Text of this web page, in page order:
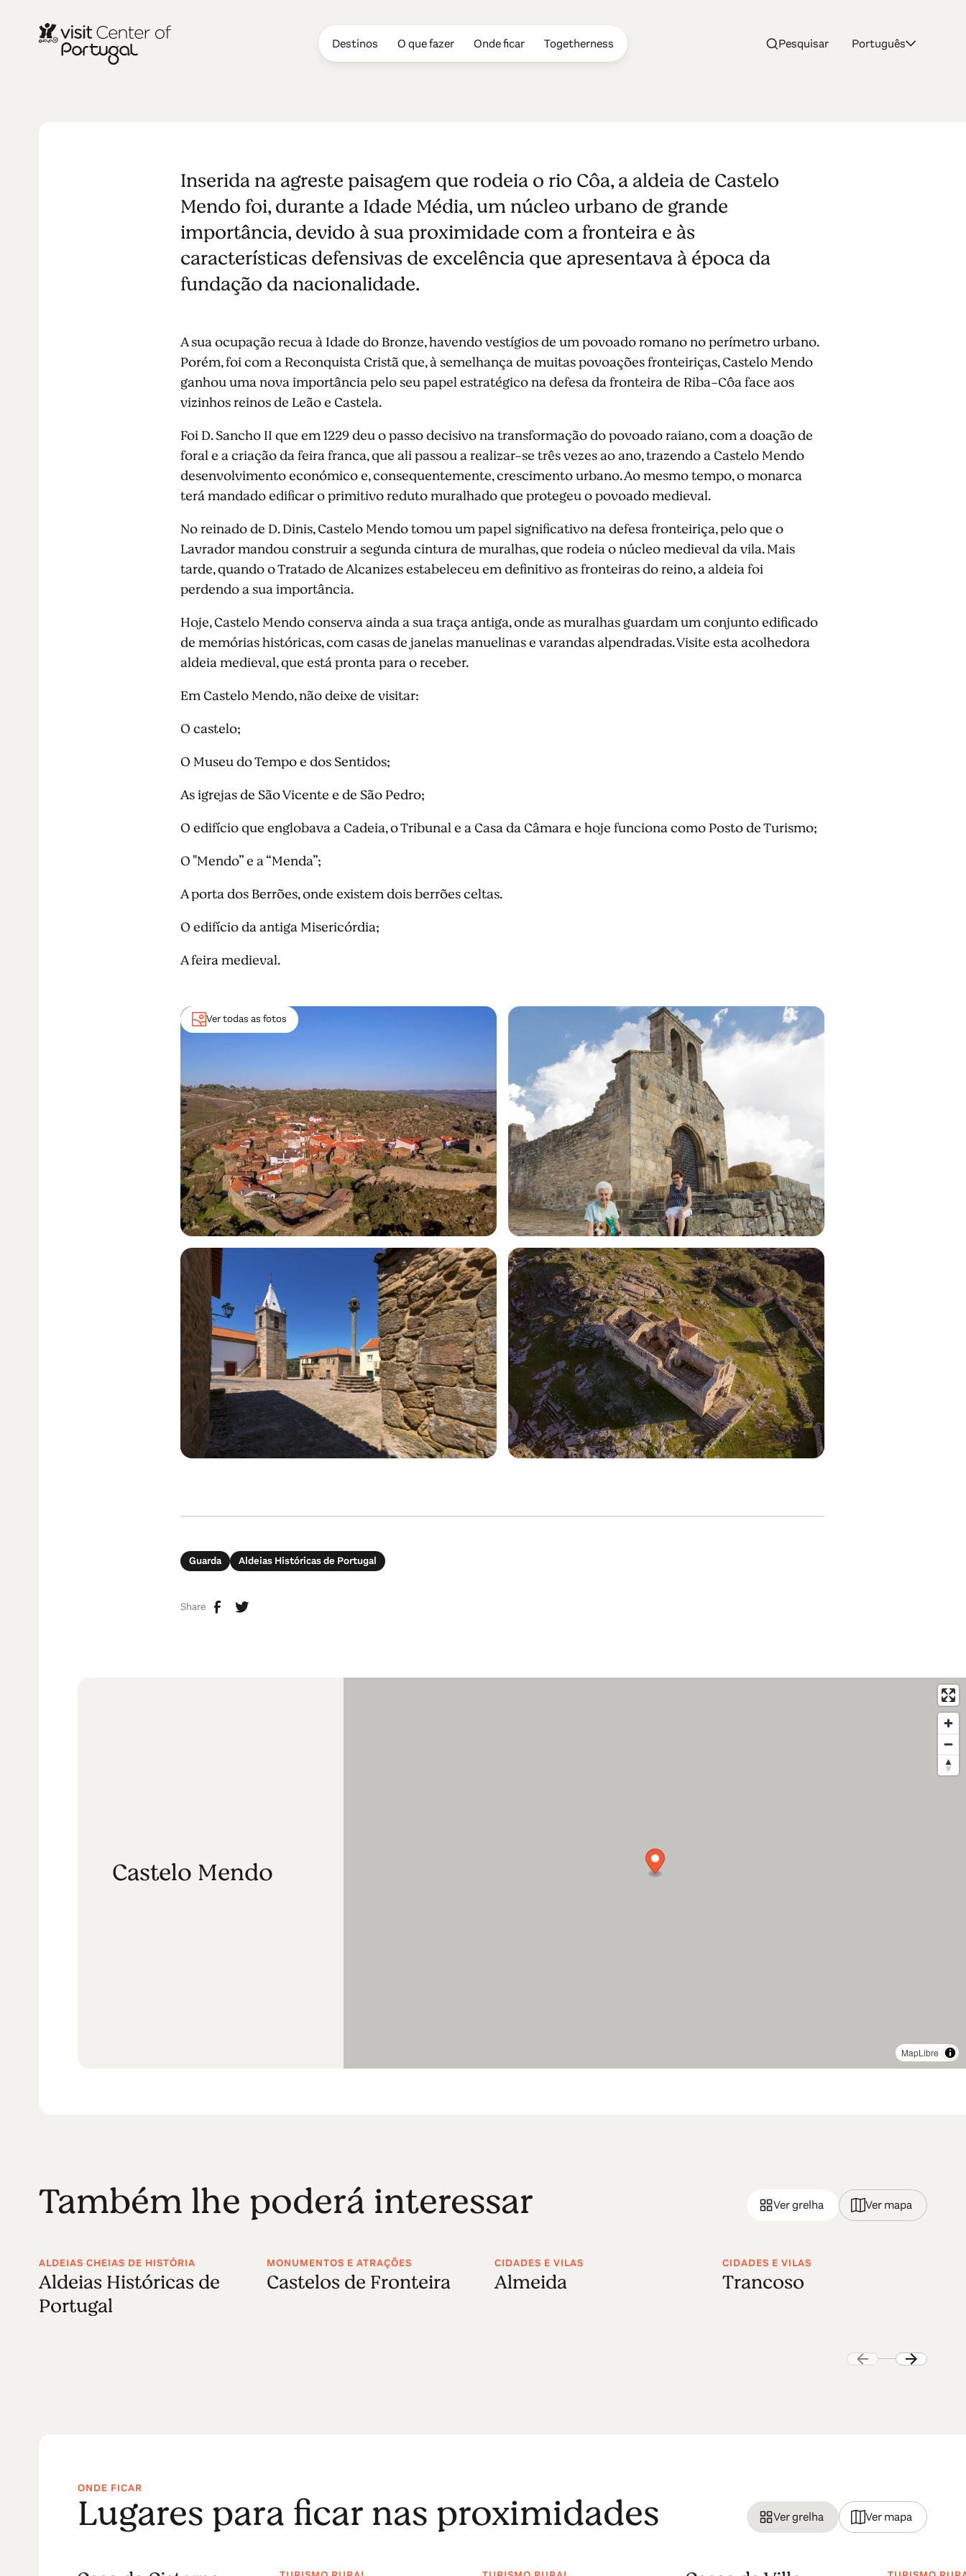
Destinos O que fazer Onde ficar Togetherness Pesquisar Português
Castelo Mendo
Inserida na agreste paisagem que rodeia o rio Côa, a aldeia de Castelo
Mendo foi, durante a Idade Média, um núcleo urbano de grande
importância, devido à sua proximidade com a fronteira e às
características defensivas de excelência que apresentava à época da
fundação da nacionalidade.
A sua ocupação recua à Idade do Bronze, havendo vestígios de um povoado romano no perímetro urbano.
Porém, foi com a Reconquista Cristã que, à semelhança de muitas povoações fronteiriças, Castelo Mendo
ganhou uma nova importância pelo seu papel estratégico na defesa da fronteira de Riba-Côa face aos
vizinhos reinos de Leão e Castela.
Foi D. Sancho II que em 1229 deu o passo decisivo na transformação do povoado raiano, com a doação de
foral e a criação da feira franca, que ali passou a realizar-se três vezes ao ano, trazendo a Castelo Mendo
desenvolvimento económico e, consequentemente, crescimento urbano. Ao mesmo tempo, o monarca
terá mandado edificar o primitivo reduto muralhado que protegeu o povoado medieval.
No reinado de D. Dinis, Castelo Mendo tomou um papel significativo na defesa fronteiriça, pelo que o
Lavrador mandou construir a segunda cintura de muralhas, que rodeia o núcleo medieval da vila. Mais
tarde, quando o Tratado de Alcanizes estabeleceu em definitivo as fronteiras do reino, a aldeia foi
perdendo a sua importância.
Hoje, Castelo Mendo conserva ainda a sua traça antiga, onde as muralhas guardam um conjunto edificado
de memórias históricas, com casas de janelas manuelinas e varandas alpendradas. Visite esta acolhedora
aldeia medieval, que está pronta para o receber.
Em Castelo Mendo, não deixe de visitar:
O castelo;
O Museu do Tempo e dos Sentidos;
As igrejas de São Vicente e de São Pedro;
O edifício que englobava a Cadeia, o Tribunal e a Casa da Câmara e hoje funciona como Posto de Turismo;
O "Mendo” e a “Menda”;
A porta dos Berrões, onde existem dois berrões celtas.
O edifício da antiga Misericórdia;
A feira medieval.
Ver todas as fotos
Guarda Aldeias Históricas de Portugal
Share
Castelo Mendo
MapLibre
Também lhe poderá interessar Ver grelha Ver mapa
ALDEIAS CHEIAS DE HISTÓRIA
Aldeias Históricas de
Portugal
MONUMENTOS E ATRAÇÕES
Castelos de Fronteira
CIDADES E VILAS
Almeida
CIDADES E VILAS
Trancoso
ONDE FICAR
Lugares para ficar nas proximidades Ver grelha Ver mapa